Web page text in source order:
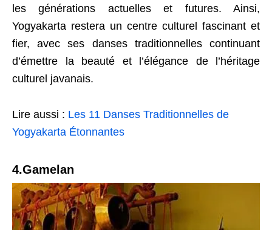
les générations actuelles et futures. Ainsi,
Yogyakarta restera un centre culturel fascinant et
fier, avec ses danses traditionnelles continuant
d’émettre la beauté et l’élégance de l’héritage
culturel javanais.
Lire aussi : Les 11 Danses Traditionnelles de
Yogyakarta Étonnantes
4.Gamelan